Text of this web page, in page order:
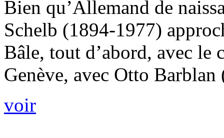
Bien qu’Allemand de
Schelb (1894-1977)
Bâle, tout d’abord, avec le
Genève, avec Otto Barblan
voir